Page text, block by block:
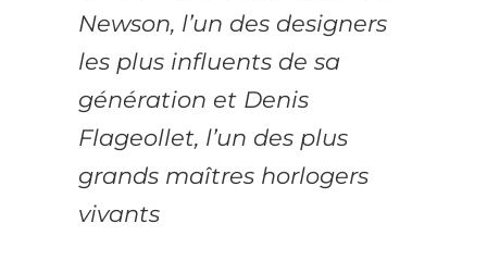
Newson, l’un des designers
les plus influents de sa
génération et Denis
Flageollet, l’un des plus
grands maîtres horlogers
vivants